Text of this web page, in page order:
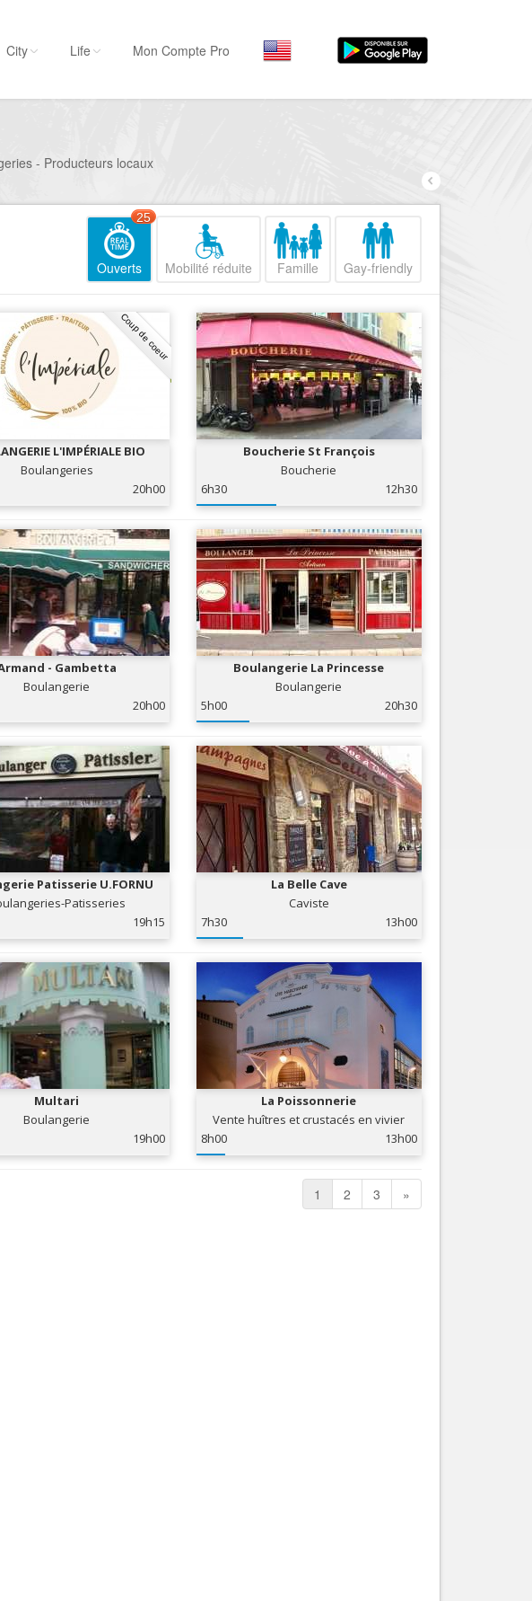
Musées, ...
Sortir
Commerces
Mode, ...
Loisirs
Plages, sports, ...
Services
Tourisme, ...
Nice Promenade du
Nice le Port
Nice le Vieux Nice
Nice les Collines Niçoises
Nice le petit Marais Niçois
Nice la plaine du Var
Nice le Carré d’Or
City Life Mon Compte Pro
- Producteurs locaux
Ouverts
25
Mobilité réduite Famille Gay-friendly
Coup de coeur
L'IMPÉRIALE BIO
Boulangeries
20h00
Boucherie St François
Boucherie
6h30
12h30
- Gambetta
Boulangerie
20h00
Boulangerie La Princesse
Boulangerie
5h00
20h30
Patisserie U.FORNU
Patisseries
19h15
La Belle Cave
Caviste
7h30
13h00
Multari
Boulangerie
19h00
La Poissonnerie
Vente huîtres et crustacés en vivier
8h00
13h00
1 2 3 »